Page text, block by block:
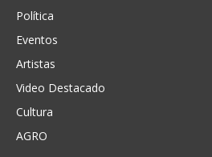
Política
Eventos
Artistas
Video Destacado
Cultura
AGRO